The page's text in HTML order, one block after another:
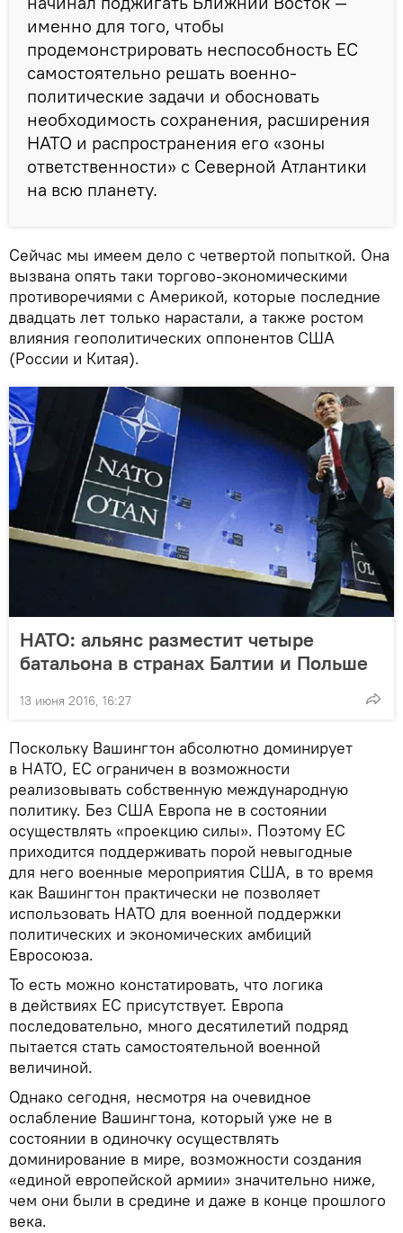
именно для того, чтобы
продемонстрировать неспособность ЕС
самостоятельно решать военно-
политические задачи и обосновать
необходимость сохранения, расширения
НАТО и распространения его «зоны
ответственности» с Северной Атлантики
на всю планету.
Сейчас мы имеем дело с четвертой попыткой. Она
вызвана опять таки торгово-экономическими
противоречиями с Америкой, которые последние
двадцать лет только нарастали, а также ростом
влияния геополитических оппонентов США
(России и Китая).
НАТО: альянс разместит четыре
батальона в странах Балтии и Польше
13 июня 2016, 16:27
Поскольку Вашингтон абсолютно доминирует
в НАТО, ЕС ограничен в возможности
реализовывать собственную международную
политику. Без США Европа не в состоянии
осуществлять «проекцию силы». Поэтому ЕС
приходится поддерживать порой невыгодные
для него военные мероприятия США, в то время
как Вашингтон практически не позволяет
использовать НАТО для военной поддержки
политических и экономических амбиций
Евросоюза.
То есть можно констатировать, что логика
в действиях ЕС присутствует. Европа
последовательно, много десятилетий подряд
пытается стать самостоятельной военной
величиной.
Однако сегодня, несмотря на очевидное
ослабление Вашингтона, который уже не в
состоянии в одиночку осуществлять
доминирование в мире, возможности создания
«единой европейской армии» значительно ниже,
чем они были в средине и даже в конце прошлого
века.